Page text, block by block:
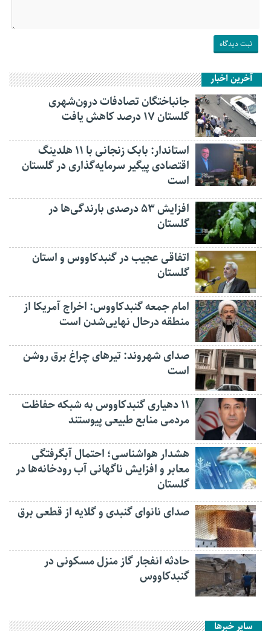
آخرین اخبار
جانباختگان تصادفات درون‌شهری
گلستان ۱۷ درصد کاهش یافت
استاندار: بابک زنجانی با ۱۱ هلدینگ
اقتصادی پیگیر سرمایه‌گذاری در گلستان
است
افزایش ۵۳ درصدی بارندگی‌ها در
گلستان
اتفاقی عجیب در‌ گنبدکاووس و استان
گلستان
امام جمعه گنبدکاووس: اخراج آمریکا از
منطقه درحال نهایی‌شدن است
صدای شهروند: تیرهای چراغ برق روشن
است
۱۱ دهیاری گنبدکاووس به شبکه حفاظت
مردمی منابع طبیعی پیوستند
هشدار هواشناسی؛ احتمال آبگرفتگی
معابر و افزایش ناگهانی آب رودخانه‌ها در
گلستان
صدای نانوای گنبدی و گلایه از قطعی برق
حادثه انفجار گاز منزل مسکونی در
گنبدکاووس
سایر خبرها